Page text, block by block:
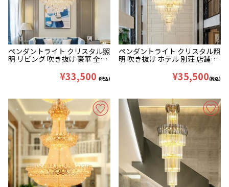
ペンダントライト クリスタル照
明 リビング 吹き抜け 豪華 全2
¥33,500 (税込)
ペンダントライト クリスタル照
明 吹き抜け ホテル 別荘 店舗照
¥35,500(税込)